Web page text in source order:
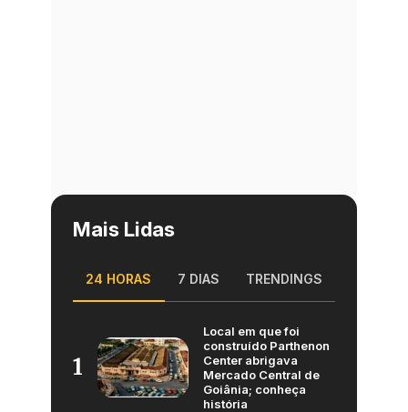
Mais Lidas
24 HORAS 7 DIAS TRENDINGS
1
Local em que foi
construído Parthenon
Center abrigava
Mercado Central de
Goiânia; conheça
história